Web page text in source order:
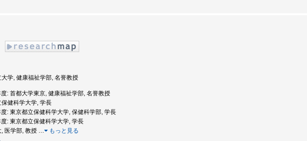
学, 健康福祉学部, 名誉教授
: 首都大学東京, 健康福祉学部, 名誉教授
健科学大学, 学長
: 東京都立保健科学大学, 保健科学部, 学長
: 東京都立保健科学大学, 学長
医学部, 教授 … もっと見る